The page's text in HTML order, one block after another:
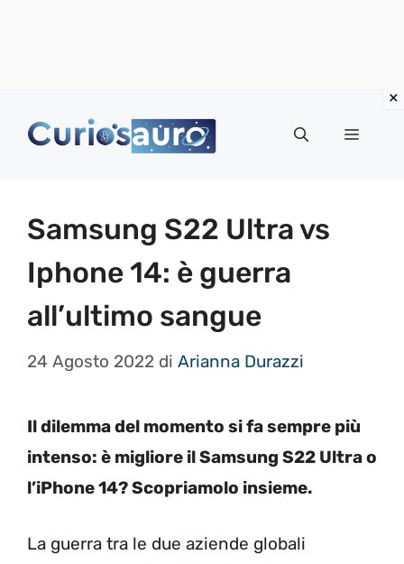
Menu
Samsung S22 Ultra vs
Iphone 14: è guerra
all’ultimo sangue
24 Agosto 2022 di Arianna Durazzi
Il dilemma del momento si fa sempre più
intenso: è migliore il Samsung S22 Ultra o
l’iPhone 14? Scopriamolo insieme.
La guerra tra le due aziende globali